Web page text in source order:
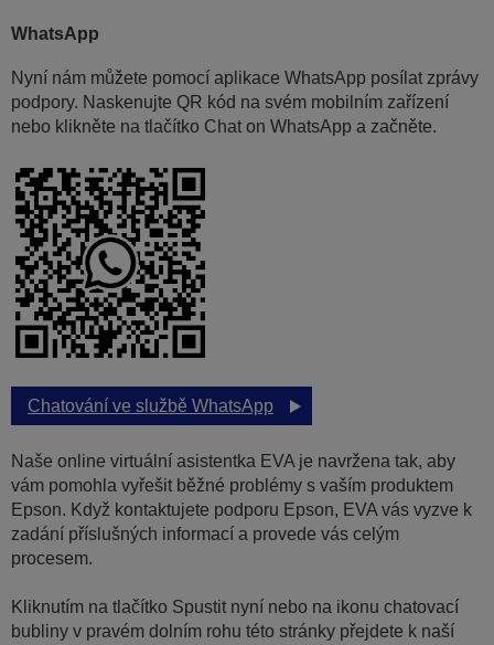
WhatsApp
Nyní nám můžete pomocí aplikace WhatsApp posílat zprávy
podpory. Naskenujte QR kód na svém mobilním zařízení
nebo klikněte na tlačítko Chat on WhatsApp a začněte.
Chatování ve službě WhatsApp
Naše online virtuální asistentka EVA je navržena tak, aby
vám pomohla vyřešit běžné problémy s vaším produktem
Epson. Když kontaktujete podporu Epson, EVA vás vyzve k
zadání příslušných informací a provede vás celým
procesem.
Kliknutím na tlačítko Spustit nyní nebo na ikonu chatovací
bubliny v pravém dolním rohu této stránky přejdete k naší